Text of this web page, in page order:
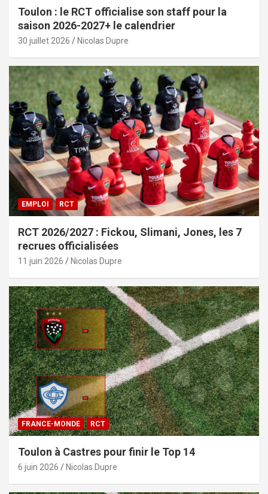
Toulon : le RCT officialise son staff pour la
saison 2026-2027+ le calendrier
30 juillet 2026 Nicolas Dupre
EMPLOI RCT
RCT 2026/2027 : Fickou, Slimani, Jones, les 7
recrues officialisées
11 juin 2026 Nicolas Dupre
FRANCE-MONDE RCT
Toulon à Castres pour finir le Top 14
6 juin 2026 Nicolas Dupre